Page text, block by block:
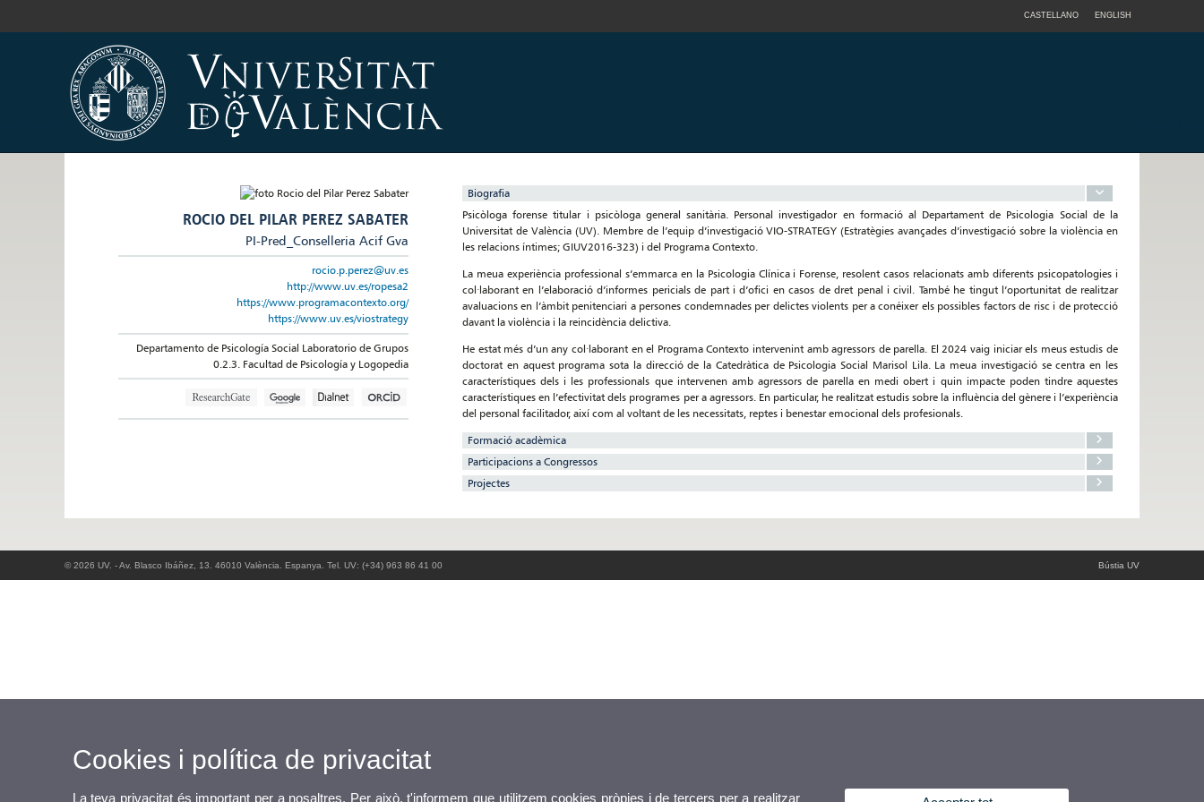
CASTELLANO ENGLISH
ROCIO DEL PILAR PEREZ SABATER
PI-Pred_Conselleria Acif Gva
rocio.p.perez@uv.es
http://www.uv.es/ropesa2
https://www.programacontexto.org/
https://www.uv.es/viostrategy
Departamento de Psicología Social Laboratorio de Grupos
0.2.3. Facultad de Psicología y Logopedia
Biografia
Psicòloga forense titular i psicòloga general sanitària. Personal investigador en formació al Departament de Psicologia Social de la
Universitat de València (UV). Membre de l’equip d’investigació VIO-STRATEGY (Estratègies avançades d’investigació sobre la violència en
les relacions íntimes; GIUV2016-323) i del Programa Contexto.
La meua experiència professional s’emmarca en la Psicologia Clínica i Forense, resolent casos relacionats amb diferents psicopatologies i
col·laborant en l’elaboració d’informes pericials de part i d’ofici en casos de dret penal i civil. També he tingut l’oportunitat de realitzar
avaluacions en l’àmbit penitenciari a persones condemnades per delictes violents per a conéixer els possibles factors de risc i de protecció
davant la violència i la reincidència delictiva.
He estat més d’un any col·laborant en el Programa Contexto intervenint amb agressors de parella. El 2024 vaig iniciar els meus estudis de
doctorat en aquest programa sota la direcció de la Catedràtica de Psicologia Social Marisol Lila. La meua investigació se centra en les
característiques dels i les professionals que intervenen amb agressors de parella en medi obert i quin impacte poden tindre aquestes
característiques en l’efectivitat dels programes per a agressors. En particular, he realitzat estudis sobre la influència del gènere i l’experiència
del personal facilitador, així com al voltant de les necessitats, reptes i benestar emocional dels profesionals.
Formació acadèmica
Participacions a Congressos
Projectes
© 2026 UV. - Av. Blasco Ibáñez, 13. 46010 València. Espanya. Tel. UV: (+34) 963 86 41 00 Bústia UV
Cookies i política de privacitat
La teva privacitat és important per a nosaltres. Per això, t'informem que utilitzem cookies pròpies i de tercers per a realitzar